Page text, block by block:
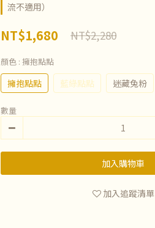
流不適用）
NT$1,680 NT$2,280
顏色 : 擁抱點點
擁抱點點 藍綠點點 迷藏兔粉
數量
加入購物車
加入追蹤清單